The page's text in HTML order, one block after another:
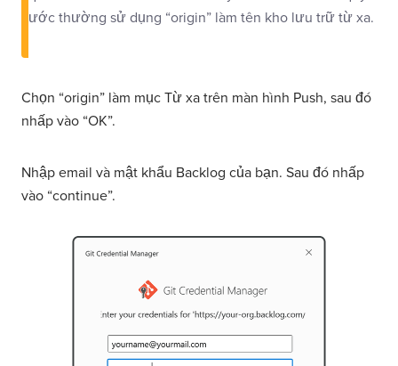
ước thường sử dụng “origin” làm tên kho lưu trữ từ xa.
Chọn “origin” làm mục Từ xa trên màn hình Push, sau đó
nhấp vào “OK”.
Nhập email và mật khẩu Backlog của bạn. Sau đó nhấp
vào “continue”.